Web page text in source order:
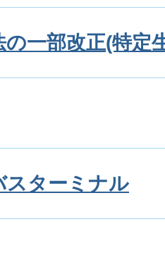
の一部改正(特定
スターミナル